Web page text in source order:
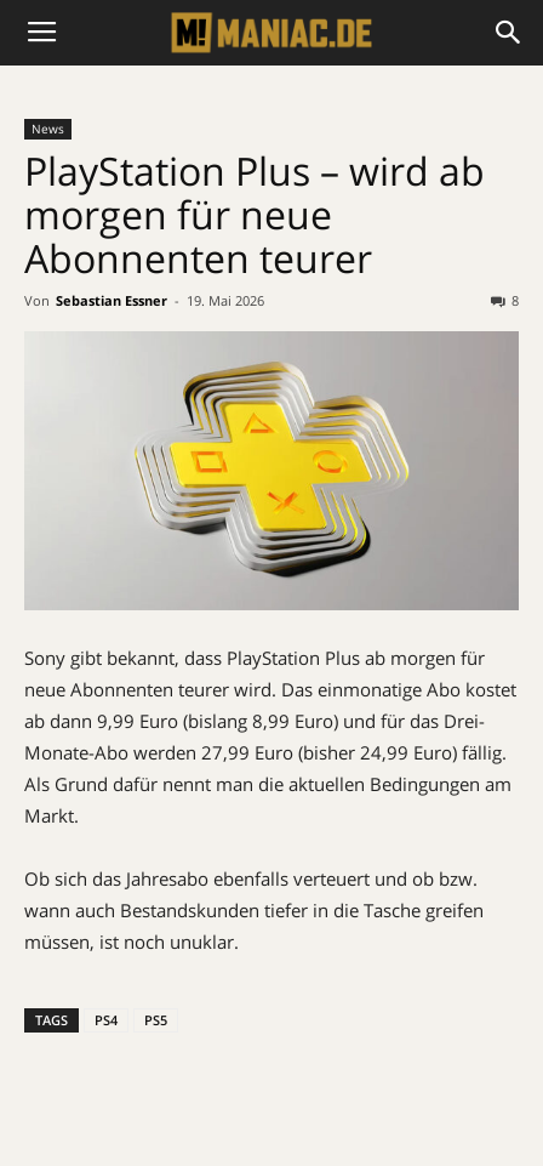
News
PlayStation Plus – wird ab
morgen für neue
Abonnenten teurer
Von Sebastian Essner - 19. Mai 2026 8
Sony gibt bekannt, dass PlayStation Plus ab morgen für
neue Abonnenten teurer wird. Das einmonatige Abo kostet
ab dann 9,99 Euro (bislang 8,99 Euro) und für das Drei-
Monate-Abo werden 27,99 Euro (bisher 24,99 Euro) fällig.
Als Grund dafür nennt man die aktuellen Bedingungen am
Markt.
Ob sich das Jahresabo ebenfalls verteuert und ob bzw.
wann auch Bestandskunden tiefer in die Tasche greifen
müssen, ist noch unuklar.
TAGS PS4 PS5